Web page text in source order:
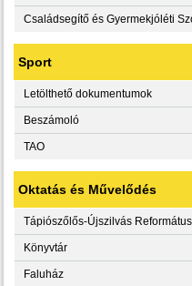
Családsegítő és Gyermekjóléti
Sport
Letölthető dokumentumok
Beszámoló
TAO
Oktatás és Művelődés
Tápiószőlős-Újszilvás
Könyvtár
Faluház